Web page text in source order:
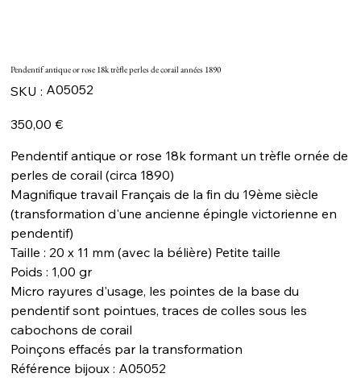
Pendentif antique or rose 18k trèfle perles de corail années 1890
SKU :
SKU
A05052
A05052
350,00 €
Pendentif antique or rose 18k formant un trèfle ornée de
perles de corail (circa 1890)
Magnifique travail Français de la fin du 19ème siècle
(transformation d'une ancienne épingle victorienne en
pendentif)
Taille : 20 x 11 mm (avec la bélière) Petite taille
Poids : 1,00 gr
Micro rayures d'usage, les pointes de la base du
pendentif sont pointues, traces de colles sous les
cabochons de corail
Poinçons effacés par la transformation
Référence bijoux : A05052